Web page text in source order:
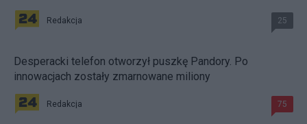
Redakcja 25
Desperacki telefon otworzył puszkę Pandory. Po
innowacjach zostały zmarnowane miliony
Redakcja 75